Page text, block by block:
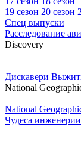
19 сезон 20 сезон
Спец выпуски
Расследование
Discovery
Дискавери
National
National
Чудеса инженерии